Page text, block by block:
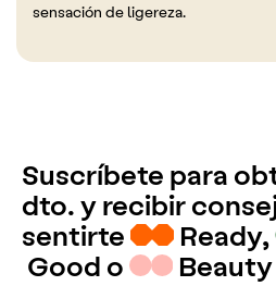
sensación de ligereza.
Suscríbete para
dto. y recibir
sentirte Ready,
Good o Beauty